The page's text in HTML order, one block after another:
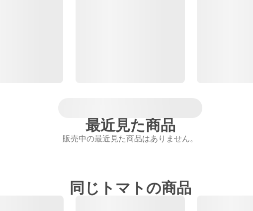
最近見た商品
販売中の最近見た商品はありません。
同じトマトの商品